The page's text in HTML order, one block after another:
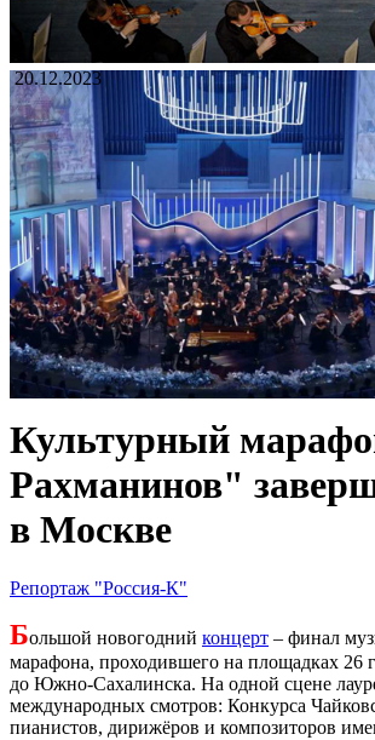
20.12.2023
Культурный
Рахманинов"
в Москве
Репортаж "Россия-К"
Большой новогодний концерт – финал
марафона, проходившего на площадках 26
до Южно-Сахалинска. На одной сцене
международных смотров: Конкурса
пианистов, дирижёров и композиторов